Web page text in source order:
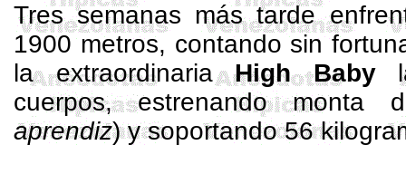
Tres semanas más tarde
1900 metros, contando sin
la extraordinariaHigh Baby
cuerpos, estrenando
aprendiz) y soportando56